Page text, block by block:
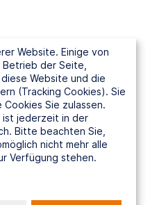
Website. Einige von
der Seite,
Website und die
(Tracking Cookies). Sie
Sie zulassen.
ist jederzeit in der
Bitte beachten Sie,
nicht mehr alle
Verfügung stehen.